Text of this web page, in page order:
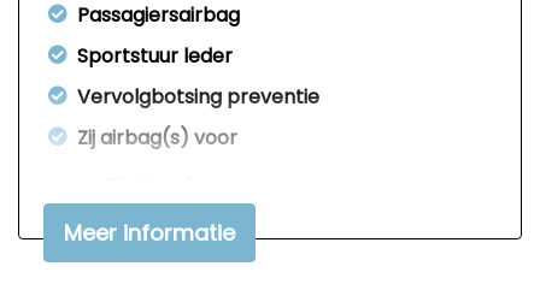
Passagiersairbag
Sportstuur leder
Vervolgbotsing preventie
Zij airbag(s) voor
Exterieur
Buitenspiegels elektrisch verstelbaar
Meer informatie